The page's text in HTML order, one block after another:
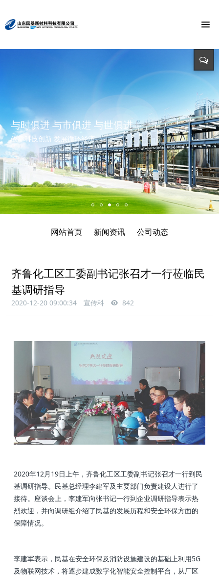
招标公告
招标详情及投标方式请点击查询（测试）
打造氯乙酸世界第一品牌
迈向世界价值链高端 打造世界精细化工绿色基地 创造氯乙酸国际
市场第一品牌
与时俱进 与市俱进 与世俱进
依靠科技创新 发展循环经济
精益求精 铸造品质
立足新起点 开创新局面
节能环保 捍卫能源
投入-产出-资源综合利用
网站首页 新闻资讯 公司动态
齐鲁化工区工委副书记张召才一行莅临民
基调研指导
2020-12-20 09:00:34 宣传科 842
2020年12月19日上午，齐鲁化工区工委副书记张召才一行到民
基调研指导。民基总经理李建军及主要部门负责建设人进行了
接待。座谈会上，李建军向张书记一行到企业调研指导表示热
烈欢迎，并向调研组介绍了民基的发展历程和安全环保方面的
保障情况。
李建军表示，民基在安全环保及消防设施建设的基础上利用5G
及物联网技术，将逐步建成数字化智能安全控制平台，从厂区